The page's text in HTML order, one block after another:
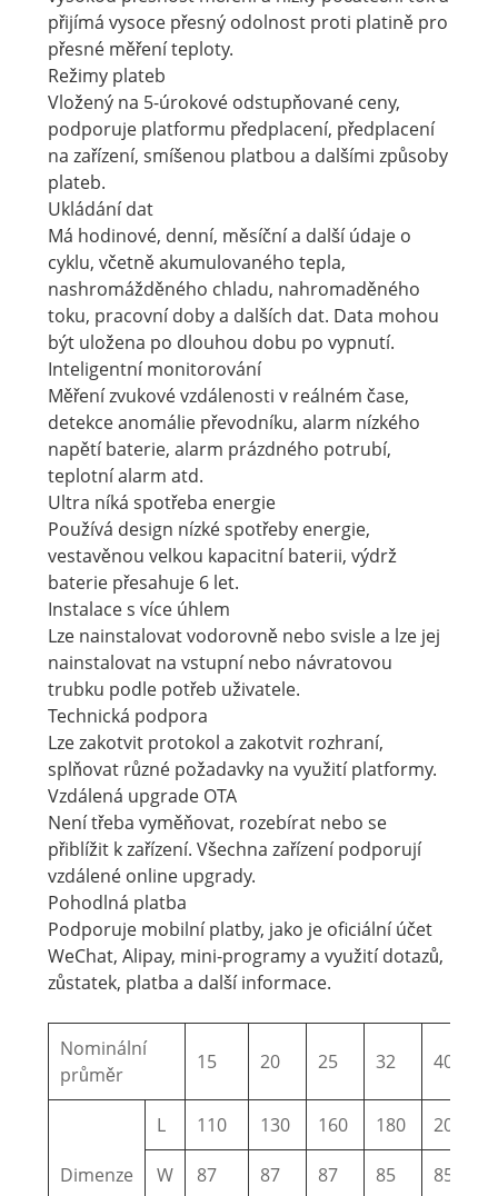
přijímá vysoce přesný odolnost proti platině pro
přesné měření teploty.
Režimy plateb
Vložený na 5-úrokové odstupňované ceny,
podporuje platformu předplacení, předplacení
na zařízení, smíšenou platbou a dalšími způsoby
plateb.
Ukládání dat
Má hodinové, denní, měsíční a další údaje o
cyklu, včetně akumulovaného tepla,
nashromážděného chladu, nahromaděného
toku, pracovní doby a dalších dat. Data mohou
být uložena po dlouhou dobu po vypnutí.
Inteligentní monitorování
Měření zvukové vzdálenosti v reálném čase,
detekce anomálie převodníku, alarm nízkého
napětí baterie, alarm prázdného potrubí,
teplotní alarm atd.
Ultra níká spotřeba energie
Používá design nízké spotřeby energie,
vestavěnou velkou kapacitní baterii, výdrž
baterie přesahuje 6 let.
Instalace s více úhlem
Lze nainstalovat vodorovně nebo svisle a lze jej
nainstalovat na vstupní nebo návratovou
trubku podle potřeb uživatele.
Technická podpora
Lze zakotvit protokol a zakotvit rozhraní,
splňovat různé požadavky na využití platformy.
Vzdálená upgrade OTA
Není třeba vyměňovat, rozebírat nebo se
přiblížit k zařízení. Všechna zařízení podporují
vzdálené online upgrady.
Pohodlná platba
Podporuje mobilní platby, jako je oficiální účet
WeChat, Alipay, mini-programy a využití dotazů,
zůstatek, platba a další informace.
Nominální
průměr
15 20 25 32 40
Dimenze
L 110 130 160 180 200
W 87 87 87 85 85